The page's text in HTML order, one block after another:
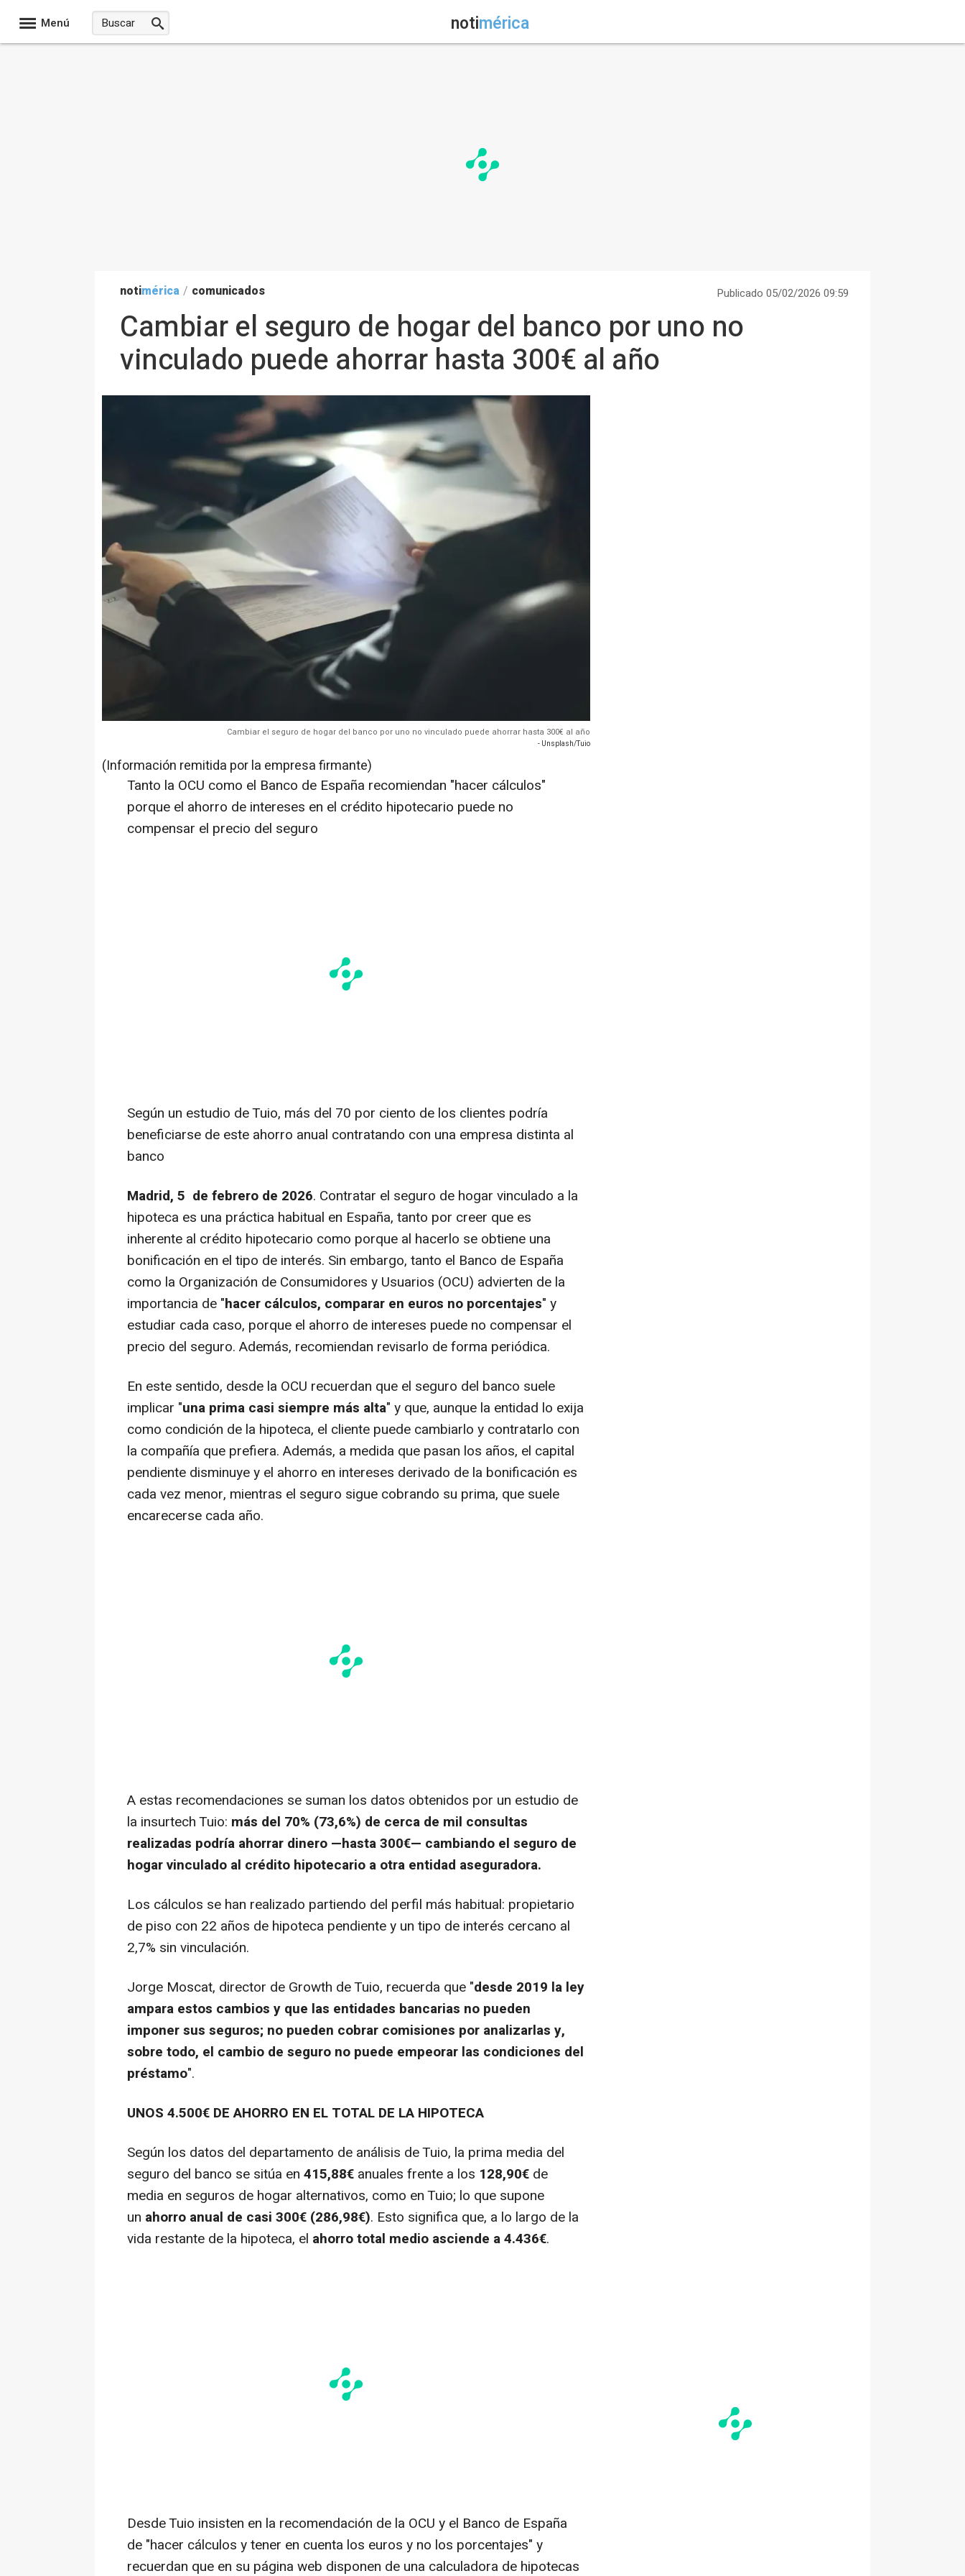
Menú notimérica
notimérica / comunicados Publicado 05/02/2026 09:59
Cambiar el seguro de hogar del banco por uno no
vinculado puede ahorrar hasta 300€ al año
Cambiar el seguro de hogar del banco por uno no vinculado puede ahorrar hasta 300€ al año
- Unsplash/Tuio
(Información remitida por la empresa firmante)
Tanto la OCU como el Banco de España recomiendan "hacer cálculos"
porque el ahorro de intereses en el crédito hipotecario puede no
compensar el precio del seguro
Según un estudio de Tuio, más del 70 por ciento de los clientes podría
beneficiarse de este ahorro anual contratando con una empresa distinta al
banco
Madrid, 5 de febrero de 2026. Contratar el seguro de hogar vinculado a la
hipoteca es una práctica habitual en España, tanto por creer que es
inherente al crédito hipotecario como porque al hacerlo se obtiene una
bonificación en el tipo de interés. Sin embargo, tanto el Banco de España
como la Organización de Consumidores y Usuarios (OCU) advierten de la
importancia de "hacer cálculos, comparar en euros no porcentajes" y
estudiar cada caso, porque el ahorro de intereses puede no compensar el
precio del seguro. Además, recomiendan revisarlo de forma periódica.
En este sentido, desde la OCU recuerdan que el seguro del banco suele
implicar "una prima casi siempre más alta" y que, aunque la entidad lo exija
como condición de la hipoteca, el cliente puede cambiarlo y contratarlo con
la compañía que prefiera. Además, a medida que pasan los años, el capital
pendiente disminuye y el ahorro en intereses derivado de la bonificación es
cada vez menor, mientras el seguro sigue cobrando su prima, que suele
encarecerse cada año.
A estas recomendaciones se suman los datos obtenidos por un estudio de
la insurtech Tuio: más del 70% (73,6%) de cerca de mil consultas
realizadas podría ahorrar dinero —hasta 300€— cambiando el seguro de
hogar vinculado al crédito hipotecario a otra entidad aseguradora.
Los cálculos se han realizado partiendo del perfil más habitual: propietario
de piso con 22 años de hipoteca pendiente y un tipo de interés cercano al
2,7% sin vinculación.
Jorge Moscat, director de Growth de Tuio, recuerda que "desde 2019 la ley
ampara estos cambios y que las entidades bancarias no pueden
imponer sus seguros; no pueden cobrar comisiones por analizarlas y,
sobre todo, el cambio de seguro no puede empeorar las condiciones del
préstamo".
UNOS 4.500€ DE AHORRO EN EL TOTAL DE LA HIPOTECA
Según los datos del departamento de análisis de Tuio, la prima media del
seguro del banco se sitúa en 415,88€ anuales frente a los 128,90€ de
media en seguros de hogar alternativos, como en Tuio; lo que supone
un ahorro anual de casi 300€ (286,98€). Esto significa que, a lo largo de la
vida restante de la hipoteca, el ahorro total medio asciende a 4.436€.
Desde Tuio insisten en la recomendación de la OCU y el Banco de España
de "hacer cálculos y tener en cuenta los euros y no los porcentajes" y
recuerdan que en su página web disponen de una calculadora de hipotecas